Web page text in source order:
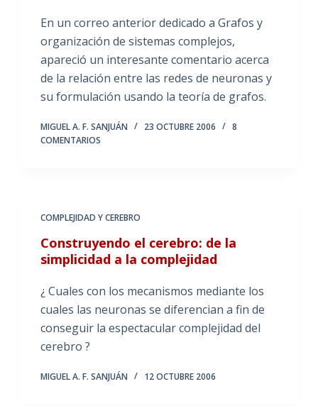
En un correo anterior dedicado a Grafos y
organización de sistemas complejos,
apareció un interesante comentario acerca
de la relación entre las redes de neuronas y
su formulación usando la teoría de grafos.
MIGUEL A. F. SANJUÁN 23 OCTUBRE 2006
8
COMENTARIOS
COMPLEJIDAD Y CEREBRO
Construyendo el cerebro: de la
simplicidad a la complejidad
¿ Cuales con los mecanismos mediante los
cuales las neuronas se diferencian a fin de
conseguir la espectacular complejidad del
cerebro ?
MIGUEL A. F. SANJUÁN 12 OCTUBRE 2006